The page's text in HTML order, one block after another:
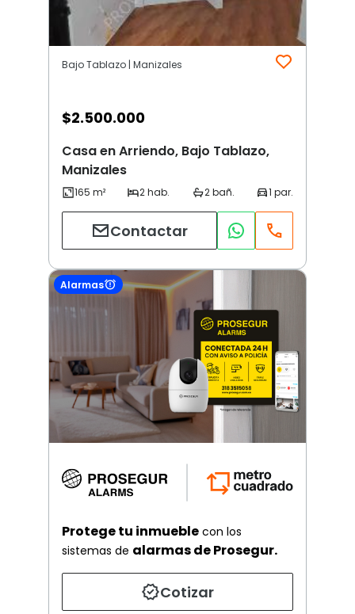
Bajo Tablazo | Manizales
$2.500.000
Casa en Arriendo, Bajo Tablazo,
Manizales
Contactar
Alarmas
Protege tu inmueble con los
sistemas de alarmas de Prosegur.
Cotizar